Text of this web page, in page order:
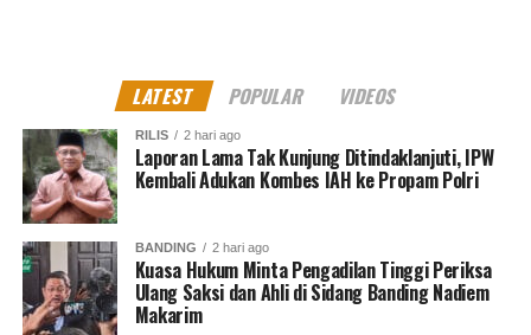
LATEST POPULAR VIDEOS
RILIS 2 hari ago
Laporan Lama Tak Kunjung Ditindaklanjuti, IPW
Kembali Adukan Kombes IAH ke Propam Polri
BANDING 2 hari ago
Kuasa Hukum Minta Pengadilan Tinggi Periksa
Ulang Saksi dan Ahli di Sidang Banding Nadiem
Makarim